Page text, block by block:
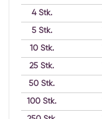
4Stk.
5Stk.
10Stk.
25 Stk.
50 Stk.
100 Stk.